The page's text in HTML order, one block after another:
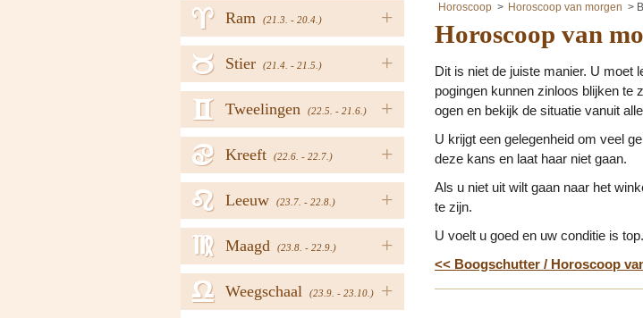
+
Ram (21.3. - 20.4.)
a
+
Stier (21.4. - 21.5.)
b
+
Tweelingen (22.5. - 21.6.)
c
+
Kreeft (22.6. - 22.7.)
d
+
Leeuw (23.7. - 22.8.)
e
+
Maagd (23.8. - 22.9.)
f
+
Weegschaal (23.9. - 23.10.)
g
Horoscoop Horoscoop van morgen
Horoscoop van
Dit is niet de juiste manier. U moet
pogingen kunnen zinloos blijken te
ogen en bekijk de situatie vanuit
U krijgt een gelegenheid om veel
deze kans en laat haar niet gaan.
Als u niet uit wilt gaan naar het
te zijn.
U voelt u goed en uw conditie is
<< Boogschutter / Horoscoop